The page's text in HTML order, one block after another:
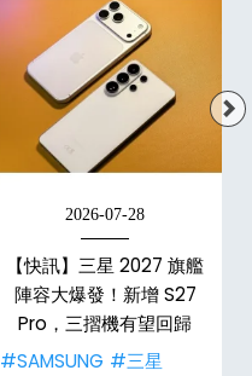
2026-07-28
【快訊】三星 2027 旗艦
陣容大爆發！新增 S27
Pro，三摺機有望回歸
#SAMSUNG #三星